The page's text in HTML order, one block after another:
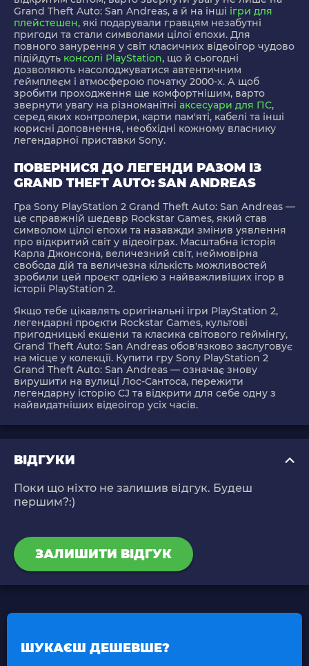
Grand Theft Auto: San Andreas, а й на інші ігри для
плейстешен, які подарували гравцям незабутні
пригоди та стали символами цілої епохи. Для
повного занурення у світ класичних відеоігор чудово
підійдуть консолі PlayStation, що й сьогодні
дозволяють насолоджуватися автентичним
геймплеєм і атмосферою початку 2000-х. А щоб
зробити проходження ще комфортнішим, варто
звернути увагу на різноманітні аксесуари для ПС,
серед яких контролери, карти пам'яті, кабелі та інші
корисні доповнення, необхідні кожному власнику
легендарної приставки Sony.
ПОВЕРНИСЯ ДО ЛЕГЕНДИ РАЗОМ ІЗ
GRAND THEFT AUTO: SAN ANDREAS
Гра Sony PlayStation 2 Grand Theft Auto: San Andreas —
це справжній шедевр Rockstar Games, який став
символом цілої епохи та назавжди змінив уявлення
про відкритий світ у відеоіграх. Масштабна історія
Карла Джонсона, величезний світ, неймовірна
свобода дій та величезна кількість можливостей
зробили цей проєкт однією з найважливіших ігор в
історії PlayStation 2.
Якщо тебе цікавлять оригінальні ігри PlayStation 2,
легендарні проєкти Rockstar Games, культові
пригодницькі екшени та класика світового геймінгу,
Grand Theft Auto: San Andreas обов'язково заслуговує
на місце у колекції. Купити гру Sony PlayStation 2
Grand Theft Auto: San Andreas — означає знову
вирушити на вулиці Лос-Сантоса, пережити
легендарну історію CJ та відкрити для себе одну з
найвидатніших відеоігор усіх часів.
ВІДГУКИ
Поки що ніхто не залишив відгук. Будеш
першим?:)
ЗАЛИШИТИ ВІДГУК
ШУКАЄШ ДЕШЕВШЕ?